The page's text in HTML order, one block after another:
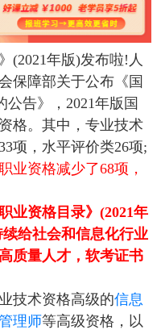
(2021年版)发布啦!人
保障部关于公布《国
公告》，2021年版国
格。其中，专业技术
项，水平评价类26项;
业资格减少了68项，
业资格目录》(2021年
给社会和信息化行业
质量人才，软考证书
技术资格高级的信息
理师等高级资格，以